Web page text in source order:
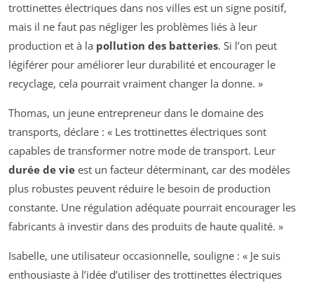
trottinettes électriques dans nos villes est un signe positif,
mais il ne faut pas négliger les problèmes liés à leur
production et à la pollution des batteries. Si l’on peut
légiférer pour améliorer leur durabilité et encourager le
recyclage, cela pourrait vraiment changer la donne. »
Thomas, un jeune entrepreneur dans le domaine des
transports, déclare : « Les trottinettes électriques sont
capables de transformer notre mode de transport. Leur
durée de vie est un facteur déterminant, car des modèles
plus robustes peuvent réduire le besoin de production
constante. Une régulation adéquate pourrait encourager les
fabricants à investir dans des produits de haute qualité. »
Isabelle, une utilisateur occasionnelle, souligne : « Je suis
enthousiaste à l’idée d’utiliser des trottinettes électriques